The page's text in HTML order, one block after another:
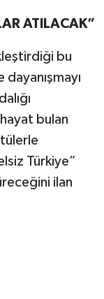
ATILACAK”
bu
bulan
Türkiye”
ilan